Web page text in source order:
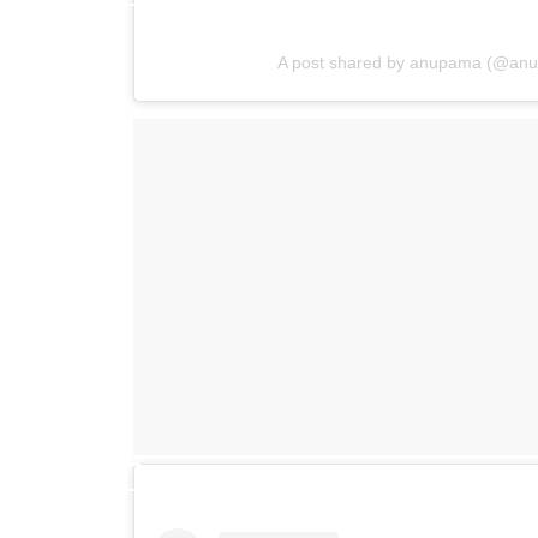
A post shared by anupama